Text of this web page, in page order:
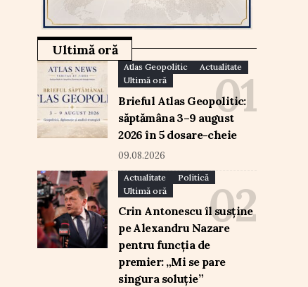
Ultimă oră
Atlas Geopolitic
Actualitate
Ultimă oră
Brieful Atlas Geopolitic:
săptămâna 3–9 august
2026 în 5 dosare-cheie
09.08.2026
Actualitate
Politică
Ultimă oră
Crin Antonescu îl susține
pe Alexandru Nazare
pentru funcția de
premier: „Mi se pare
singura soluție”